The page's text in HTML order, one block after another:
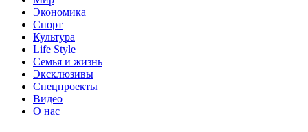
Экономика
Спорт
Культура
Life Style
Семья и жизнь
Эксклюзивы
Спецпроекты
Видео
О нас